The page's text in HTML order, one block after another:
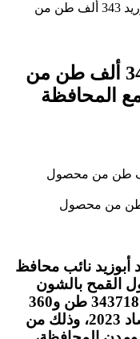
نائب محافظ المنيا: توريد 343 ألف طن من
نائب محافظ المنيا: توريد 343 ألف طن من
المحافظة
توريد 343 ألف طن من محصول
نائب محافظ
القمح بالشون
والصوامع الحكومية، حيث تم توريد 343718 طن و360
كيلو من محصول القمح لموسم حصاد 2023، وذلك من